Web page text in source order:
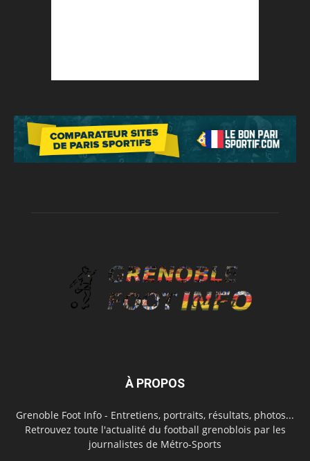
À PROPOS
Grenoble Foot Info - Entretiens, portraits, résultats, photos...
Retrouvez toute l'actualité du football grenoblois par les
journalistes de Métro-Sports